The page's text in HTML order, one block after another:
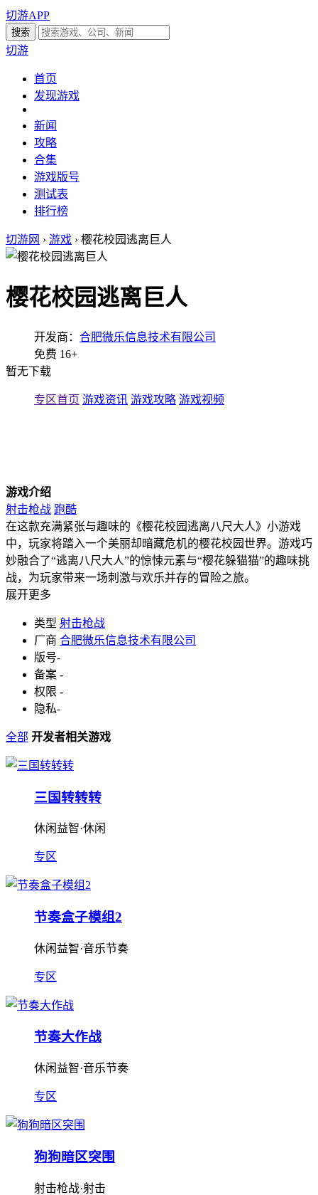
切游APP
切游
首页
发现游戏
新闻
攻略
合集
游戏版号
测试表
排行榜
切游网 › 游戏 › 樱花校园逃离巨人
樱花校园逃离巨人
开发商： 合肥微乐信息技术有限公司
免费 16+
暂无下载
专区首页 游戏资讯 游戏攻略 游戏视频
游戏介绍
射击枪战 跑酷
在这款充满紧张与趣味的《樱花校园逃离八尺大人》小游戏
中，玩家将踏入一个美丽却暗藏危机的樱花校园世界。游戏巧
妙融合了“逃离八尺大人”的惊悚元素与“樱花躲猫猫”的趣味挑
战，为玩家带来一场刺激与欢乐并存的冒险之旅。
展开更多
类型 射击枪战
厂商 合肥微乐信息技术有限公司
版号-
备案 -
权限 -
隐私-
全部 开发者相关游戏
三国转转转
休闲益智·休闲
专区
节奏盒子模组2
休闲益智·音乐节奏
专区
节奏大作战
休闲益智·音乐节奏
专区
狗狗暗区突围
射击枪战·射击